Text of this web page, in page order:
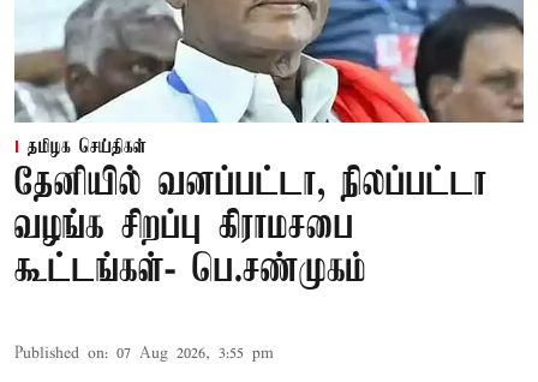
தமிழக செய்திகள்
தேனியில் வனப்பட்டா, நிலப்பட்டா
வழங்க சிறப்பு கிராமசபை
கூட்டங்கள்- பெ.சண்முகம்
Published on: 07 Aug 2026, 3:55 pm